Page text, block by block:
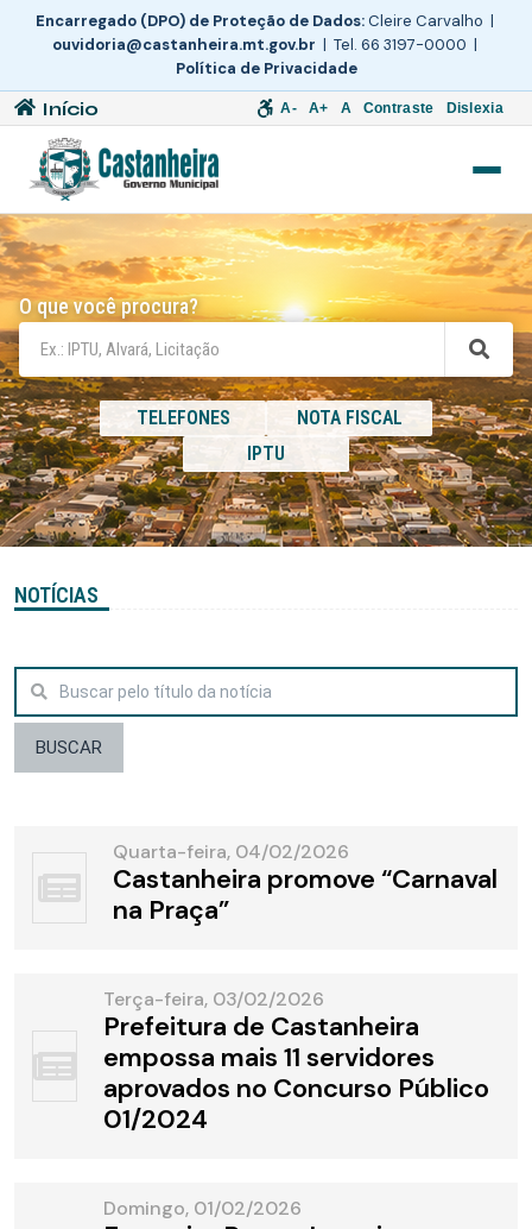
Encarregado (DPO) de Proteção de Dados:Cleire Carvalho |
ouvidoria@castanheira.mt.gov.br | Tel. 66 3197-0000 |
Política de Privacidade
Início A- A+ A Contraste Dislexia
O que você procura?
TELEFONES
NOTA FISCAL
IPTU
NOTÍCIAS
BUSCAR
Quarta-feira, 04/02/2026
Castanheira promove “Carnaval
na Praça”
Terça-feira, 03/02/2026
Prefeitura de Castanheira
empossa mais 11 servidores
aprovados no Concurso Público
01/2024
Domingo, 01/02/2026